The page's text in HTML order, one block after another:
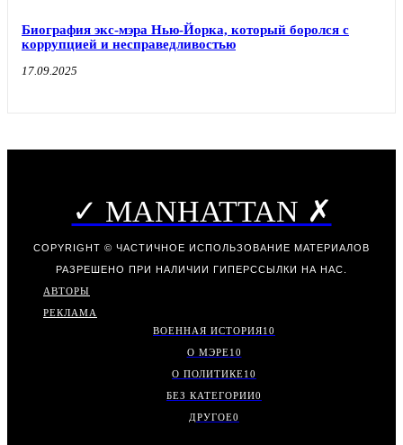
Биография экс-мэра Нью-Йорка, который боролся с
коррупцией и несправедливостью
17.09.2025
✓ MANHATTAN ✗
COPYRIGHT © ЧАСТИЧНОЕ ИСПОЛЬЗОВАНИЕ МАТЕРИАЛОВ
РАЗРЕШЕНО ПРИ НАЛИЧИИ ГИПЕРССЫЛКИ НА НАС.
АВТОРЫ
РЕКЛАМА
ВОЕННАЯ ИСТОРИЯ10
О МЭРЕ10
О ПОЛИТИКЕ10
БЕЗ КАТЕГОРИИ0
ДРУГОЕ0